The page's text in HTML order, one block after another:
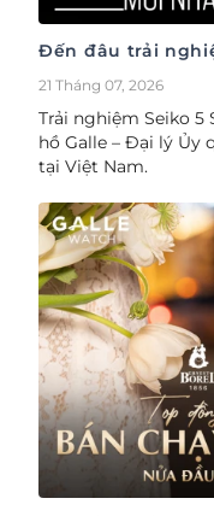
Đến đâu trải
nhất
21 Tháng 07, 2026
Trải nghiệm Seiko
hồ Galle – Đại lý Ủy
tại Việt Nam.